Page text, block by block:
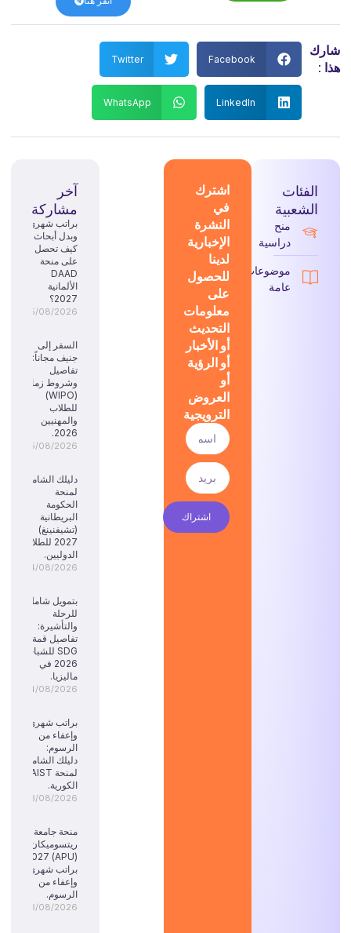
شارك
هذا :
Facebook
Twitter
LinkedIn
WhatsApp
الفئات
الشعبية
منح
دراسية
موضوعات
عامة
اشترك
في
النشرة
الإخبارية
لدينا
للحصول
على
معلومات
التحديث
أو الأخبار
أو الرؤية
أو
العروض
الترويجية
اشتراك
آخر
مشاركة
براتب شهري
وبدل أبحاث:
كيف تحصل
على منحة
DAAD
الألمانية
2027؟
05/08/2026
السفر إلى
جنيف مجاناً:
تفاصيل
وشروط زمالة
(WIPO)
للطلاب
والمهنيين
2026.
05/08/2026
دليلك الشامل
لمنحة
الحكومة
البريطانية
(تشيفنينغ)
2027 للطلاب
الدوليين.
04/08/2026
بتمويل شامل
للرحلة
والتأشيرة:
تفاصيل قمة
SDG للشباب
2026 في
ماليزيا.
04/08/2026
براتب شهري
وإعفاء من
الرسوم:
دليلك الشامل
لمنحة KAIST
الكورية.
03/08/2026
منحة جامعة
ريتسوميكان
براتب شهري
وإعفاء من
الرسوم.
03/08/2026